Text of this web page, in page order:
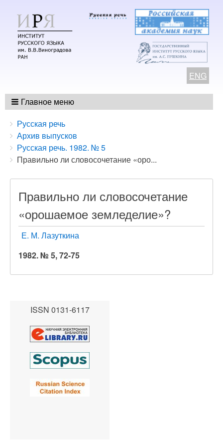
ENG
Главное меню
Breadcrumbs
You
are
here:
Русская речь
Архив выпусков
Русская речь. 1982. № 5
Правильно ли словосочетание «оро...
Правильно ли словосочетание
«орошаемое земледелие»?
Е. М. Лазуткина
1982. № 5, 72-75
ISSN 0131-6117